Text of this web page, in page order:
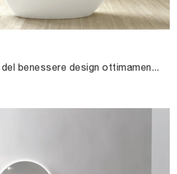
Arreda la stanza del benessere design ottimamente con Vasca Chloe, sanitari e complementi in resina minerale di Arcom.